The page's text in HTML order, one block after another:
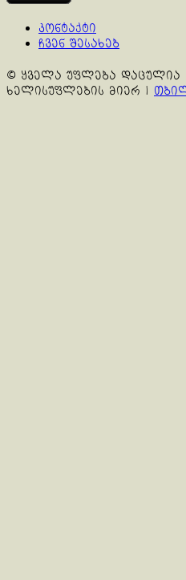
კონტაქტი
ჩვენ შესახებ
© ყველა უფლება დაცულია
ხელისუფლების მიერ |